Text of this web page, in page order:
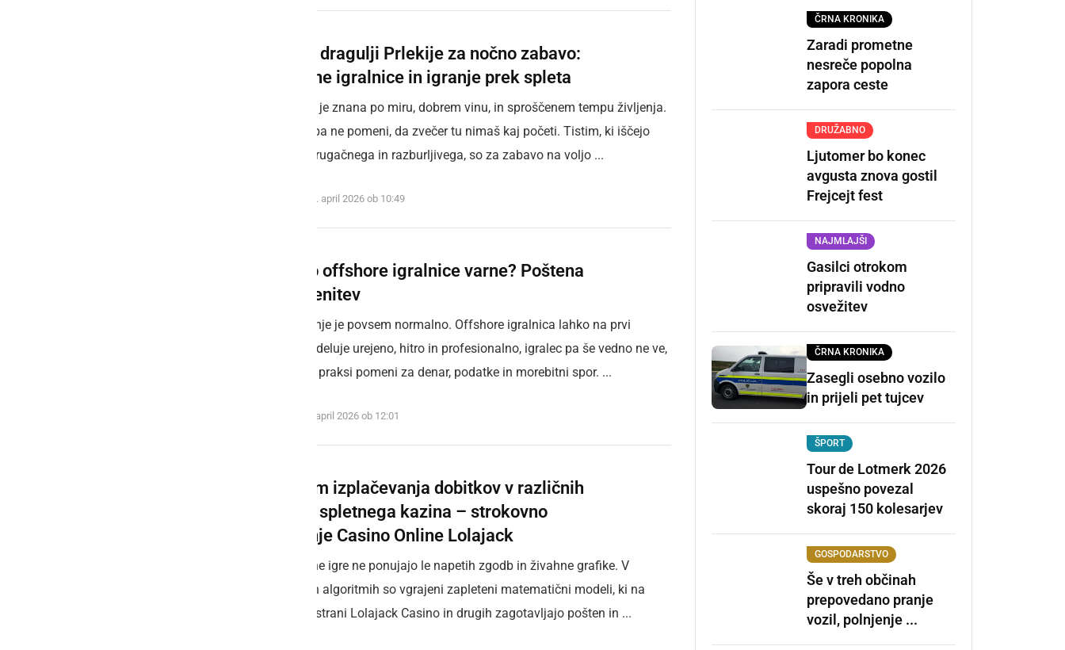
Skriti dragulji Prlekije za nočno zabavo:
lokalne igralnice in igranje prek spleta
Prlekija je znana po miru, dobrem vinu, in sproščenem tempu življenja.
Vse to pa ne pomeni, da zvečer tu nimaš kaj početi. Tistim, ki iščejo
nekaj drugačnega in razburljivega, so za zabavo na voljo ...
petek, 17. april 2026 ob 10:49
Ali so offshore igralnice varne? Poštena
razčlenitev
Vprašanje je povsem normalno. Offshore igralnica lahko na prvi
pogled deluje urejeno, hitro in profesionalno, igralec pa še vedno ne ve,
kaj to v praksi pomeni za denar, podatke in morebitni spor. ...
sreda, 8. april 2026 ob 12:01
Sistem izplačevanja dobitkov v različnih
igrah spletnega kazina – strokovno
mnenje Casino Online Lolajack
Sodobne igre ne ponujajo le napetih zgodb in živahne grafike. V
njihovih algoritmih so vgrajeni zapleteni matematični modeli, ki na
spletni strani Lolajack Casino in drugih zagotavljajo pošten in ...
ČRNA KRONIKA
Zaradi prometne
nesreče popolna
zapora ceste
DRUŽABNO
Ljutomer bo konec
avgusta znova gostil
Frejcejt fest
NAJMLAJŠI
Gasilci otrokom
pripravili vodno
osvežitev
ČRNA KRONIKA
Zasegli osebno vozilo
in prijeli pet tujcev
ŠPORT
Tour de Lotmerk 2026
uspešno povezal
skoraj 150 kolesarjev
GOSPODARSTVO
Še v treh občinah
prepovedano pranje
vozil, polnjenje ...